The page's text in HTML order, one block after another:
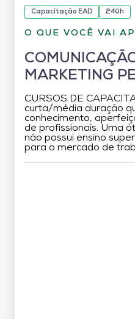
Capacitação EAD 240h
O QUE VOCÊ VAI
MARKETING
CURSOS DE
curta/média duração
conhecimento,
de profissionais. Uma
não possui ensino
para o mercado de